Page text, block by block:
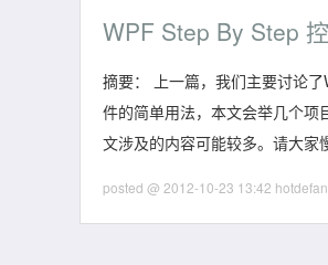
WPF Step By Step
摘要：
上一篇，我们主要讨论
件的简单用法，本文会举几个项
文涉及的内容可能较多。请大家
posted @ 2012-10-23 13:42